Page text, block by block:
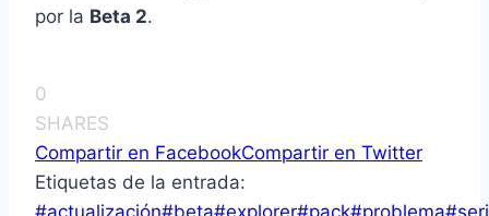
por la Beta 2.
0
SHARES
Compartir en FacebookCompartir en Twitter
Etiquetas de la entrada: